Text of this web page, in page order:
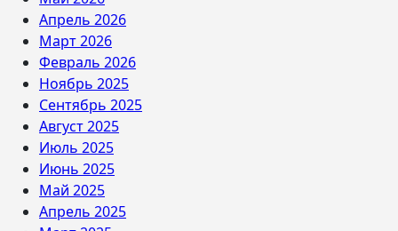
Апрель 2026
Март 2026
Февраль 2026
Ноябрь 2025
Сентябрь 2025
Август 2025
Июль 2025
Июнь 2025
Май 2025
Апрель 2025